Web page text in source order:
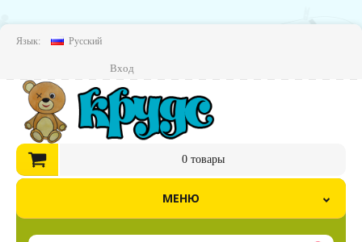
Язык: Русский
Вход
0товары
МЕНЮ